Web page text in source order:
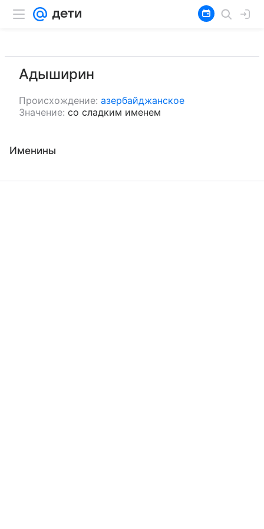
Адыширин
Происхождение: азербайджанское
Значение: со сладким именем
Именины